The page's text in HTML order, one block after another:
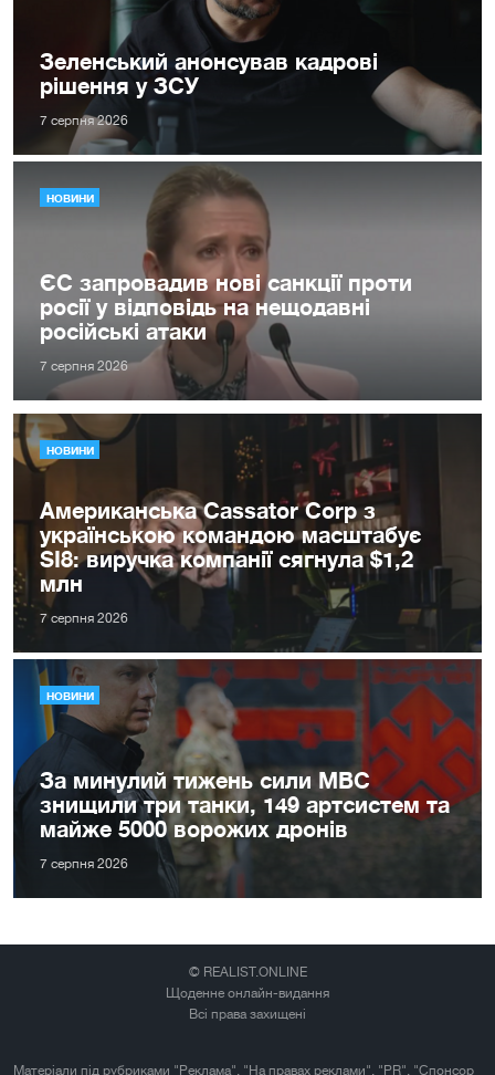
Зеленський анонсував кадрові
рішення у ЗСУ
7 серпня 2026
НОВИНИ
ЄС запровадив нові санкції проти
росії у відповідь на нещодавні
російські атаки
7 серпня 2026
НОВИНИ
Американська Cassator Corp з
українською командою масштабує
SI8: виручка компанії сягнула $1,2
млн
7 серпня 2026
НОВИНИ
За минулий тижень сили МВС
знищили три танки, 149 артсистем та
майже 5000 ворожих дронів
7 серпня 2026
© REALIST.ONLINE
Щоденне онлайн-видання
Всі права захищені
Матеріали під рубриками "Реклама", "На правах реклами", "PR", "Спонсор